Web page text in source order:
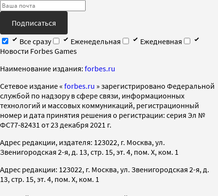
Подписаться
Все сразу
Еженедельная
Ежедневная
Новости Forbes Games
Наименование издания: forbes.ru
Cетевое издание « forbes.ru » зарегистрировано Федеральной
службой по надзору в сфере связи, информационных
технологий и массовых коммуникаций, регистрационный
номер и дата принятия решения о регистрации: серия Эл №
ФС77-82431 от 23 декабря 2021 г.
Адрес редакции, издателя: 123022, г. Москва, ул.
Звенигородская 2-я, д. 13, стр. 15, эт. 4, пом. X, ком. 1
Адрес редакции: 123022, г. Москва, ул. Звенигородская 2-я, д.
13, стр. 15, эт. 4, пом. X, ком. 1